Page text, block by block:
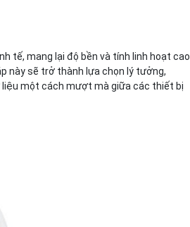
tế, mang lại độ bền và tính linh hoạt cao
này sẽ trở thành lựa chọn lý tưởng,
liệu một cách mượt mà giữa các thiết bị
Di III VXD G2 For Sony E
Liên hệ